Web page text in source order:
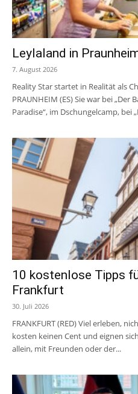
Leylaland in
7. August 2026
Reality Star startet in Realität als
PRAUNHEIM (ES) Sie war bei „Der
Paradise“, im Dschungelcamp, bei
10 kostenlose Tipps
Frankfurt
30. Juli 2026
FRANKFURT (RED) Viel erleben,
kosten keinen Cent und eignen
allein, mit Freunden oder der...